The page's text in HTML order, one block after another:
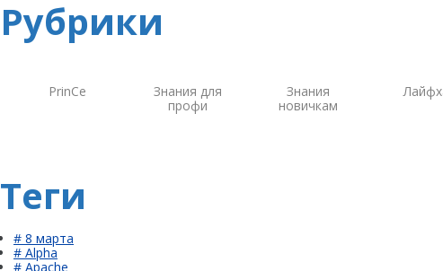
Рубрики
PrinCe
Знания для
профи
Знания
новичкам
Теги
# 8 марта
# Alpha
# Apache